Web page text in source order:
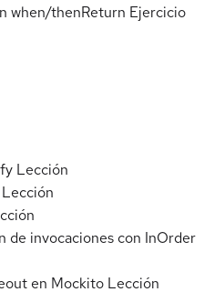
when/thenReturn Ejercicio
Lección
Lección
de invocaciones con InOrder
en Mockito Lección